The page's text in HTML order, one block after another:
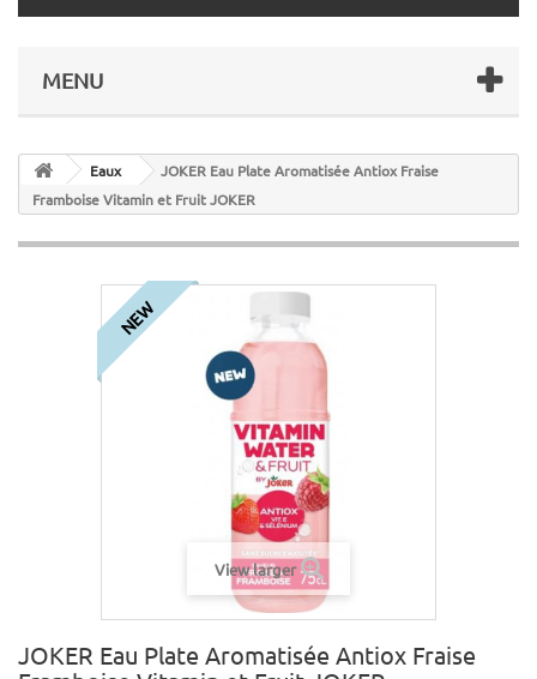
MENU
Eaux
JOKER Eau Plate Aromatisée Antiox Fraise
Framboise Vitamin et Fruit JOKER
NEW
View larger
JOKER Eau Plate Aromatisée Antiox Fraise